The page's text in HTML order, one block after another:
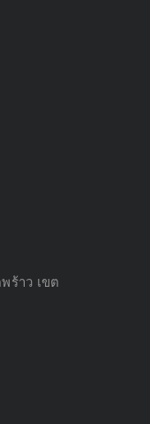
ร้าว เขต